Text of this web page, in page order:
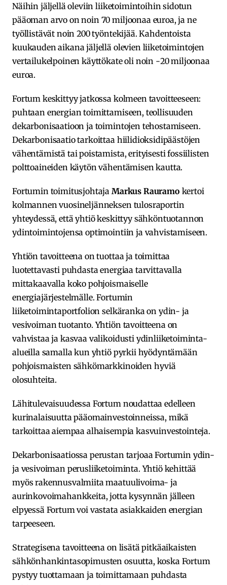
Näihin jäljellä oleviin liiketoimintoihin sidotun
pääoman arvo on noin 70 miljoonaa euroa, ja ne
työllistävät noin 200 työntekijää. Kahdentoista
kuukauden aikana jäljellä olevien liiketoimintojen
vertailukelpoinen käyttökate oli noin -20 miljoonaa
euroa.
Fortum keskittyy jatkossa kolmeen tavoitteeseen:
puhtaan energian toimittamiseen, teollisuuden
dekarbonisaatioon ja toimintojen tehostamiseen.
Dekarbonisaatio tarkoittaa hiilidioksidipäästöjen
vähentämistä tai poistamista, erityisesti fossiilisten
polttoaineiden käytön vähentämisen kautta.
Fortumin toimitusjohtaja Markus Rauramo kertoi
kolmannen vuosineljänneksen tulosraportin
yhteydessä, että yhtiö keskittyy sähköntuotannon
ydintoimintojensa optimointiin ja vahvistamiseen.
Yhtiön tavoitteena on tuottaa ja toimittaa
luotettavasti puhdasta energiaa tarvittavalla
mittakaavalla koko pohjoismaiselle
energiajärjestelmälle. Fortumin
liiketoimintaportfolion selkäranka on ydin- ja
vesivoiman tuotanto. Yhtiön tavoitteena on
vahvistaa ja kasvaa valikoidusti ydinliiketoiminta-
alueilla samalla kun yhtiö pyrkii hyödyntämään
pohjoismaisten sähkömarkkinoiden hyviä
olosuhteita.
Lähitulevaisuudessa Fortum noudattaa edelleen
kurinalaisuutta pääomainvestoinneissa, mikä
tarkoittaa aiempaa alhaisempia kasvuinvestointeja.
Dekarbonisaatiossa perustan tarjoaa Fortumin ydin-
ja vesivoiman perusliiketoiminta. Yhtiö kehittää
myös rakennusvalmiita maatuulivoima- ja
aurinkovoimahankkeita, jotta kysynnän jälleen
elpyessä Fortum voi vastata asiakkaiden energian
tarpeeseen.
Strategisena tavoitteena on lisätä pitkäaikaisten
sähkönhankintasopimusten osuutta, koska Fortum
pystyy tuottamaan ja toimittamaan puhdasta